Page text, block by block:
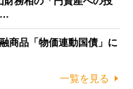
…
商品「物価連動国債」に
一覧を見る